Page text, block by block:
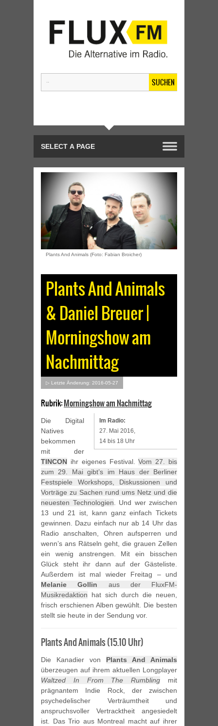
SUCHEN
Plants And Animals (Foto: Fabian Broicher)
Plants And Animals
& Daniel Breuer |
Morningshow am
Nachmittag
▷ Letzte Änderung: 2016-05-27
Rubrik:Morningshow am Nachmittag
Im Radio:
27. Mai 2016,
14 bis 18 Uhr
Die Digital
Natives
bekommen
mit der
TINCON ihr eigenes Festival.Vom 27. bis
zum 29. Mai gibt’s im Haus der Berliner
Festspiele Workshops, Diskussionen und
Vorträge zu Sachen rund ums Netz und die
neuesten Technologien. Und wer zwischen
13 und 21 ist, kann ganz einfach Tickets
gewinnen. Dazu einfach nur ab 14 Uhr das
Radio anschalten, Ohren aufsperren und
wenn’s ans Rätseln geht, die grauen Zellen
ein wenig anstrengen. Mit ein bisschen
Glück steht ihr dann auf der Gästeliste.
Außerdem ist mal wieder Freitag – und
Melanie Gollin aus der FluxFM-
Musikredaktion hat sich durch die neuen,
frisch erschienen Alben gewühlt. Die besten
stellt sie heute in der Sendung vor.
Plants And Animals (15.10 Uhr)
Die Kanadier von Plants And Animals
überzeugen auf ihrem aktuellen Longplayer
Waltzed In From The Rumbling mit
prägnantem Indie Rock, der zwischen
psychedelischer Verträumtheit und
anspruchsvoller Vertracktheit angesiedelt
ist. Das Trio aus Montreal macht auf ihrer